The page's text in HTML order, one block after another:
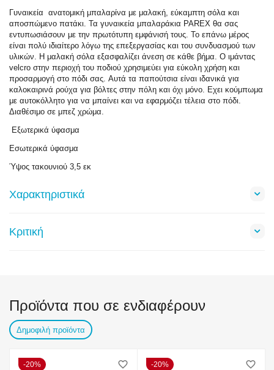
Γυναικεία ανατομική μπαλαρίνα με μαλακή, εύκαμπτη σόλα και
αποσπώμενο πατάκι. Τα γυναικεία μπαλαράκια PAREX θα σας
εντυπωσιάσουν με την πρωτότυπη εμφάνισή τους. Το επάνω μέρος
είναι πολύ ιδιαίτερο λόγω της επεξεργασίας και του συνδυασμού των
υλικών. Η μαλακή σόλα εξασφαλίζει άνεση σε κάθε βήμα. Ο ιμάντας
velcro στην περιοχή του ποδιού χρησιμεύει για εύκολη χρήση και
προσαρμογή στο πόδι σας. Αυτά τα παπούτσια είναι ιδανικά για
καλοκαιρινά ρούχα για βόλτες στην πόλη και όχι μόνο. Εχει κούμπωμα
με αυτοκόλλητο για να μπαίνει και να εφαρμόζει τέλεια στο πόδι.
Διαθέσιμο σε μπεζ χρώμα.
Εξωτερικά ύφασμα
Εσωτερικά ύφασμα
Ύψος τακουνιού 3,5 εκ
Χαρακτηριστικά
Κριτική
Προϊόντα που σε ενδιαφέρουν
Δημοφιλή προϊόντα
20% 20%